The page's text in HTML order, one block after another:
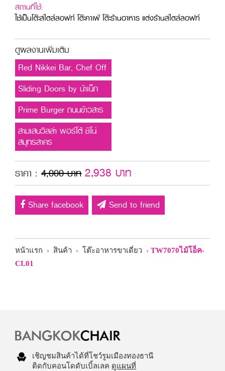
สถานที่ใช้:
ใช้เป็นโต๊ะสไตล์ลอฟท์ โต๊ะคาเฟ่ โต๊ะร้านอาหาร แต่งร้านสไตล์ลอฟท์
ดูผลงานเพิ่มเติม
Red Nikkei Bar, Chef Off
Sliding Doors by น้าเน็ก
Prime Burger ถนนข้าวสาร
สามเสนวิลล่า พอร์โต้ ชิโน่
สมุทรสาคร
ราคา :4,000 บาท 2,938 บาท
Share facebook Send to friend
หน้าแรก › สินค้า › โต๊ะอาหารขาเดี่ยว ›TW7070ไม้โอ็ค-
CL01
เชิญชมสินค้าได้ที่โชว์รูมเมืองทองธานี
ติดกับคอนโดดับเบิ้ลเลค ดูแผนที่